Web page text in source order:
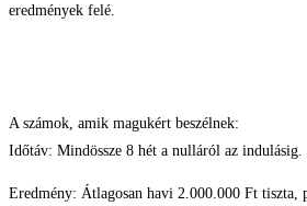
eredmények felé.
A számok, amik magukért beszélnek:
Időtáv: Mindössze 8 hét a nulláról az indulásig.
Eredmény: Átlagosan havi 2.000.000 Ft tiszta,